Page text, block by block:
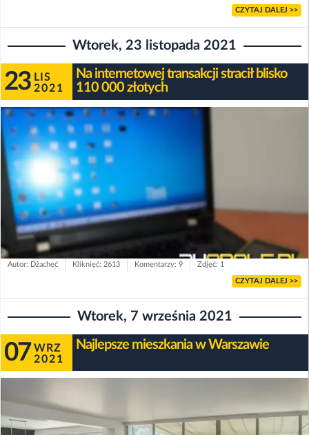
CZYTAJ DALEJ >>
Wtorek, 23 listopada 2021
23 LIS
2021
Na internetowej transakcji stracił blisko
110 000 złotych
Autor: Dżacheć Kliknięć: 2613 Komentarzy: 9 Zdjęć: 1
CZYTAJ DALEJ >>
Wtorek, 7 września 2021
07 WRZ
2021
Najlepsze mieszkania w Warszawie